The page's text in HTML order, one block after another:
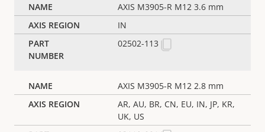
AXIS M3905-R M12 3.6 mm
IN
02502-113
AXIS M3905-R M12 2.8 mm
AR, AU, BR, CN, EU, IN, JP, KR,
UK, US